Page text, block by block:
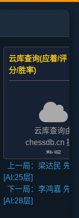
云库查询(应着/评
分/胜率)
云库查询由
chessdb.cn 提
数据
AI支招,云库应
二者的评分表
法相差2至3倍,
上一局：梁达民 先
[AI:25层]
下一局：李鸿嘉 先
[AI:28层]